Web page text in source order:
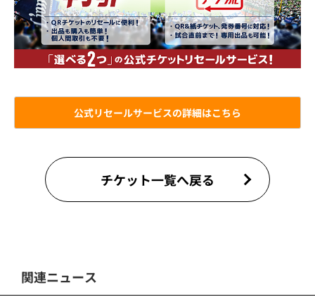
公式リセールサービスの詳細はこちら
チケット一覧へ戻る
関連ニュース